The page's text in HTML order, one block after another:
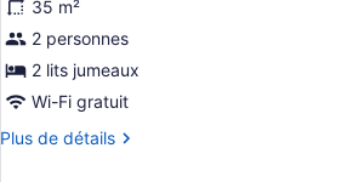
la
ville
ce
type
de
chambre :
Fairmont,
35 m²
2 personnes
2 lits jumeaux
Wi-Fi gratuit
Plus de détails
Plus